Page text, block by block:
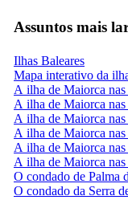
Assuntos mais
Ilhas Baleares
Mapa interativo da
A ilha de Maiorca
A ilha de Maiorca nas
A ilha de Maiorca nas
A ilha de Maiorca
A ilha de Maiorca
A ilha de Maiorca
O condado de Palma
O condado da Serra